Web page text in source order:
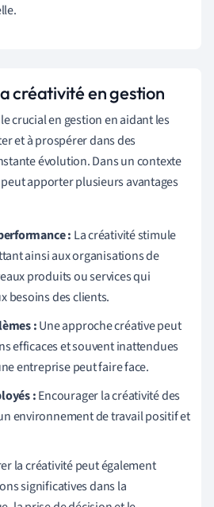
créativité en gestion
crucial en gestion en aidant les
et à prospérer dans des
évolution. Dans un contexte
apporter plusieurs avantages
: La créativité stimule
ainsi aux organisations de
produits ou services qui
besoins des clients.
:Une approche créative peut
efficaces et souvent inattendues
entreprise peut faire face.
:Encourager la créativité des
environnement de travail positif et
la créativité peut également
significatives dans la